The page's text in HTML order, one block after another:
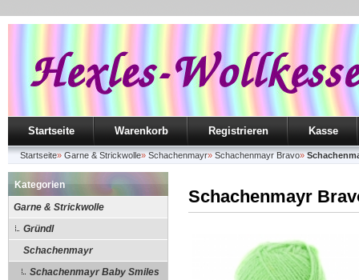
Startseite Warenkorb Registrieren Kasse
Startseite» Garne & Strickwolle» Schachenmayr» Schachenmayr Bravo»
Kategorien
Garne & Strickwolle
Gründl
Schachenmayr
Schachenmayr Baby Smiles
Schachenmayr